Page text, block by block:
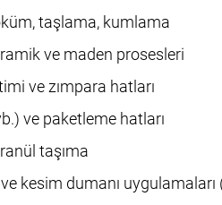
taşlama, kumlama
ve maden prosesleri
ve zımpara hatları
ve paketleme hatları
taşıma
kesim dumanı